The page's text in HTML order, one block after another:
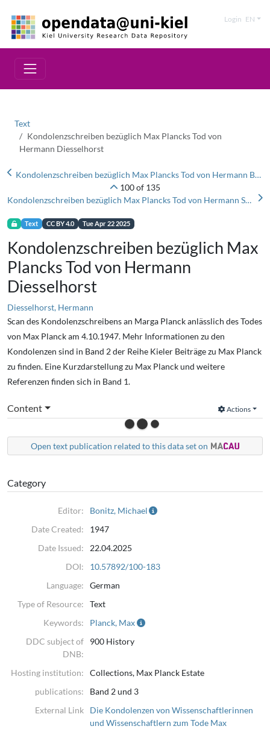
Login EN
Text
Kondolenzschreiben bezüglich Max Plancks Tod von
Hermann Diesselhorst
Kondolenzschreiben bezüglich Max Plancks Tod von Hermann Boerner
100 of 135
Kondolenzschreiben bezüglich Max Plancks Tod von Hermann Schüler
Text CC BY 4.0 Tue Apr 22 2025
Kondolenzschreiben bezüglich Max
Plancks Tod von Hermann
Diesselhorst
Diesselhorst, Hermann
Scan des Kondolenzschreibens an Marga Planck anlässlich des Todes
von Max Planck am 4.10.1947. Mehr Informationen zu den
Kondolenzen sind in Band 2 der Reihe Kieler Beiträge zu Max Planck
zu finden. Eine Kurzdarstellung zu Max Planck und weitere
Referenzen finden sich in Band 1.
Content Actions
Open text publication related to this data set on
Category
Editor:
Bonitz, Michael
Date Created:
1947
Date Issued:
22.04.2025
DOI:
10.57892/100-183
Language:
German
Type of Resource:
Text
Keywords:
Planck, Max
DDC subject of
DNB:
900 History
Hosting institution:
Collections, Max Planck Estate
publications:
Band 2 und 3
External Link
Die Kondolenzen von Wissenschaftlerinnen
und Wissenschaftlern zum Tode Max